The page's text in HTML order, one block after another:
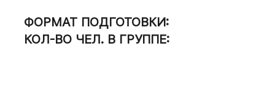
ФОРМАТ ПОДГОТОВКИ:
КОЛ-ВО ЧЕЛ. В ГРУППЕ: